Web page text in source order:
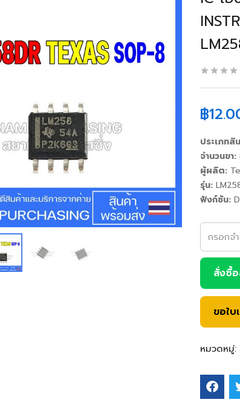
฿
ประเภทสิ
จำนวนขา:
ผู้ผลิต:
รุ่น:
ฟังก์ชัน:
สั่งซื้
ขอใบ
หมวดหมู่: